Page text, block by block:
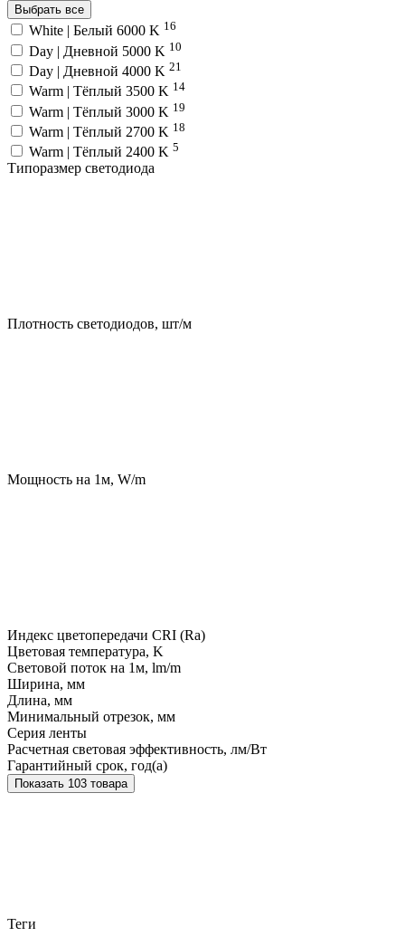
Выбрать все
White | Белый 6000 K 16
Day | Дневной 5000 K 10
Day | Дневной 4000 K 21
Warm | Тёплый 3500 K 14
Warm | Тёплый 3000 K 19
Warm | Тёплый 2700 K 18
Warm | Тёплый 2400 K 5
Типоразмер светодиода
Плотность светодиодов, шт/м
Мощность на 1м, W/m
Индекс цветопередачи CRI (Ra)
Цветовая температура, K
Световой поток на 1м, lm/m
Ширина, мм
Длина, мм
Минимальный отрезок, мм
Серия ленты
Расчетная световая эффективность, лм/Вт
Гарантийный срок, год(а)
Показать 103 товара
Теги